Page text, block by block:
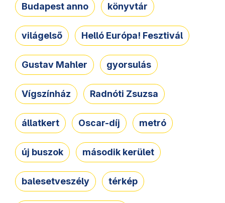
Budapest anno könyvtár
világelső Helló Európa! Fesztivál
Gustav Mahler gyorsulás
Vígszínház Radnóti Zsuzsa
állatkert Oscar-díj metró
új buszok második kerület
balesetveszély térkép